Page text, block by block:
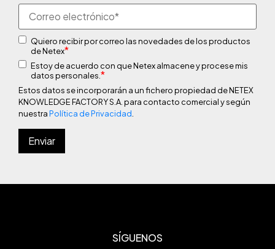
Quiero recibir por correo las novedades de los productos
de Netex*
Estoy de acuerdo con que Netex almacene y procese mis
datos personales. *
Estos datos se incorporarán a un fichero propiedad de NETEX
KNOWLEDGE FACTORY S.A. para contacto comercial y según
nuestraPolítica de Privacidad
SÍGUENOS